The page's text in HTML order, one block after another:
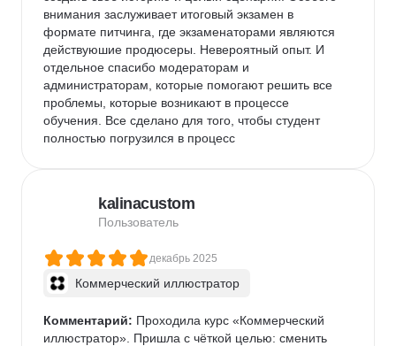
внимания заслуживает итоговый экзамен в
формате питчинга, где экзаменаторами являются
действуюшие продюсеры. Невероятный опыт. И
отдельное спасибо модераторам и
администраторам, которые помогают решить все
проблемы, которые возникают в процессе
обучения. Все сделано для того, чтобы студент
полностью погрузился в процесс
kalinacustom
Пользователь
декабрь 2025
Коммерческий иллюстратор
Комментарий: Проходила курс «Коммерческий
иллюстратор». Пришла с чёткой целью: сменить